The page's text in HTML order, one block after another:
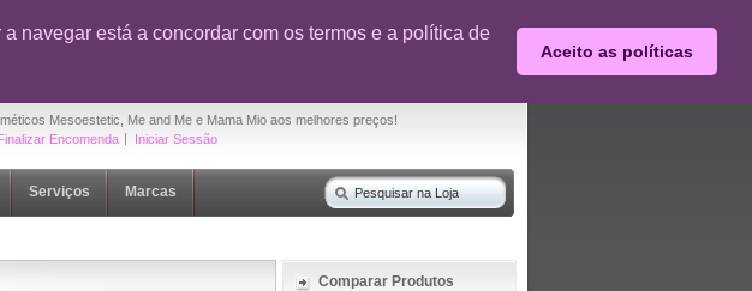
navegar está a concordar com os termos e a política de
Aceito as políticas
OUTLET Cuide de Si - Até 50% desconto em produtos selecionados
Mesoestetic, Me and Me e Mama Mio aos melhores preços!
Encomenda Iniciar Sessão
Serviços Marcas
Comparar Produtos